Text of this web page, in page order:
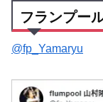
フランプー
@fp_Yamaryu